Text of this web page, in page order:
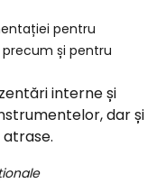
pentru
și pentru
interne și
dar și